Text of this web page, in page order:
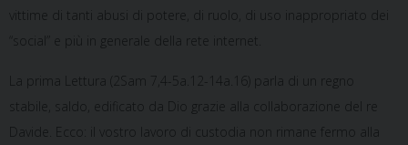
vittime di tanti abusi di potere, di ruolo, di uso inappropriato dei
“social” e più in generale della rete internet.
La prima Lettura (2Sam 7,4-5a.12-14a.16) parla di un regno
stabile, saldo, edificato da Dio grazie alla collaborazione del re
Davide. Ecco: il vostro lavoro di custodia non rimane fermo alla